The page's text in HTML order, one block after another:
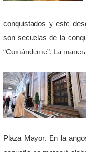
conquistados y esto
son secuelas de la
“Comándeme”. La
Plaza Mayor. En la